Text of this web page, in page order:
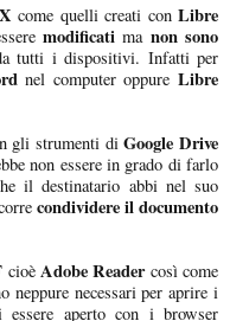
come quelli creati conLibre
modificatima non sono
tutti i dispositivi. Infatti per
nel computer oppureLibre
gli strumenti diGoogle Drive
non essere in grado di farlo
il destinatario abbi nel suo
condividere il documento
cioèAdobe Readercosì come
neppure necessari per aprire i
aperto con i browser